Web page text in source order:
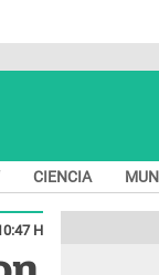
CIENCIA
H